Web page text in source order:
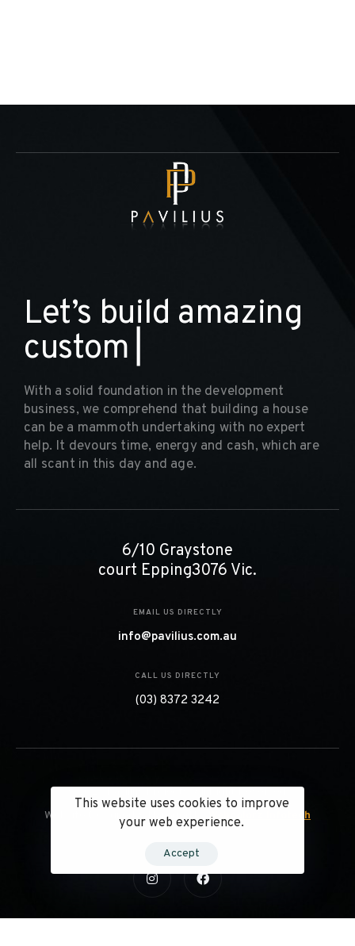
Let’s build amazing
custom
With a solid foundation in the development
business, we comprehend that building a house
can be a mammoth undertaking with no expert
help. It devours time, energy and cash, which are
all scant in this day and age.
6/10 Graystone
court Epping3076 Vic.
EMAIL US DIRECTLY
info@pavilius.com.au
CALL US DIRECTLY
(03) 8372 3242
Website Designed & Managed by
Webcolorz Infotech
This website uses cookies to improve
your web experience.
Accept